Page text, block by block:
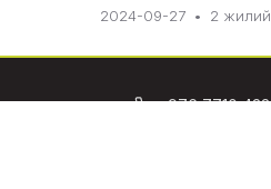
2024-09-27 • 2
+976 7710